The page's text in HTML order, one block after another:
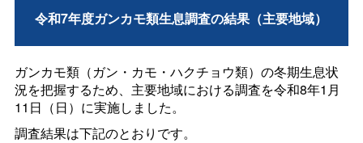
令和7年度ガンカモ類生息調査の結果（主要地域）
ガンカモ類（ガン・カモ・ハクチョウ類）の冬期生息状
況を把握するため、主要地域における調査を令和8年1月
11日（日）に実施しました。
調査結果は下記のとおりです。